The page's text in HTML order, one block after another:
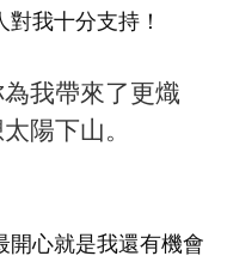
我十分支持！
我帶來了更熾
陽下山。
開心就是我還有機會